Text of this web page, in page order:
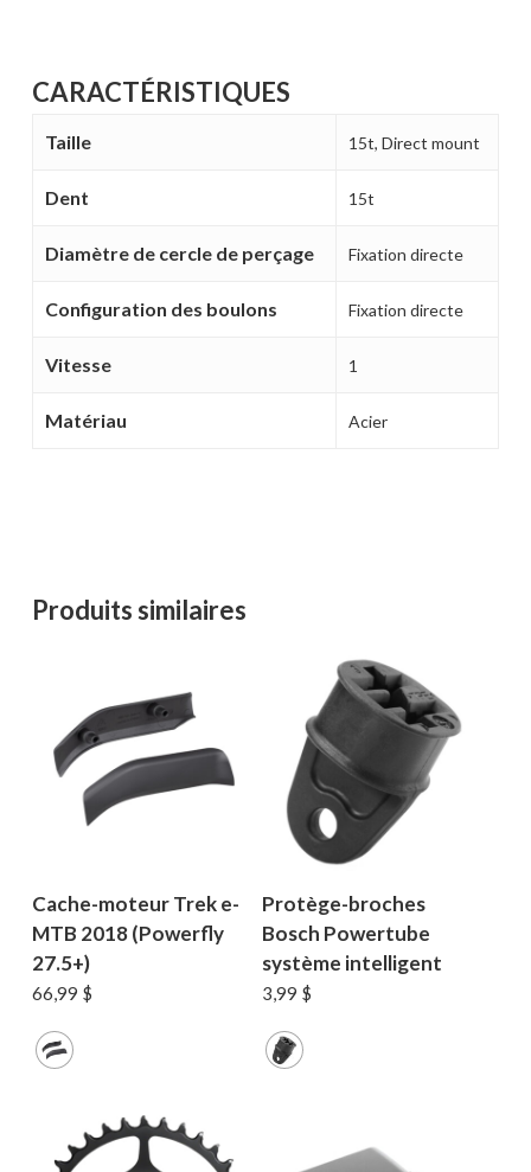
Votre panier est vide.
MAGASINER EN LIGNE
CARACTÉRISTIQUES
Taille 15t, Direct mount
Dent 15t
Diamètre de cercle de perçage Fixation directe
Configuration des boulons Fixation directe
Vitesse 1
Matériau Acier
Produits similaires
Cache-moteur Trek e-
MTB 2018 (Powerfly
27.5+)
66,99 $
Protège-broches
Bosch Powertube
système intelligent
3,99 $